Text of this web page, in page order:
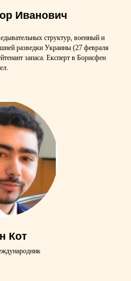
Иванович
структур, военный и
разведки Украины (27 февраля
запаса. Експерт в Борисфен
Кот